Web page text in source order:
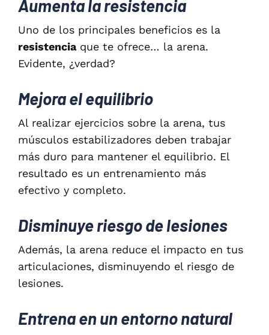
Aumenta la resistencia
Uno de los principales beneficios es la
resistenciaque te ofrece… la arena.
Evidente, ¿verdad?
Mejora el equilibrio
Al realizar ejercicios sobre la arena, tus
músculos estabilizadores deben trabajar
más duro para mantener el equilibrio. El
resultado es un entrenamiento más
efectivo y completo.
Disminuye riesgo de lesiones
Además, la arena reduce el impacto en tus
articulaciones, disminuyendo el riesgo de
lesiones.
Entrena en un entorno natural